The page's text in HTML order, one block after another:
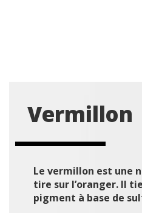
Vermillon
Le vermillon est une
tire sur l’oranger. Il
pigment à base de